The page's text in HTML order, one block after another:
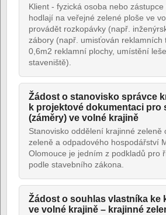
Klient - fyzická osoba nebo
hodlají na veřejné zelené ploše ve
provádět rozkopávky (např.
zábory (např. umisťován reklamních
0,6m2 reklamní plochy, umístění
staveniště).
Žádost o stanovisko správce
k projektové dokumentaci pro
(záměry) ve volné krajině
Stanovisko oddělení krajinné zeleně
zeleně a odpadového hospodářství
Olomouce je jedním z podkladů pro
podle stavebního zákona.
Žádost o souhlas vlastníka ke
ve volné krajině – krajinné